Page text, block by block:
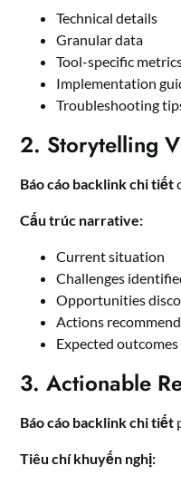
Technical details
Granular data
Tool-specific
Implementation
Troubleshooting
2. Storytelling
Báo cáo backlink chi tiết
Cấu trúc narrative:
Current situation
Challenges
Opportunities
Actions
Expected outcomes
3. Actionable
Báo cáo backlink chi tiết
Tiêu chí khuyến nghị: